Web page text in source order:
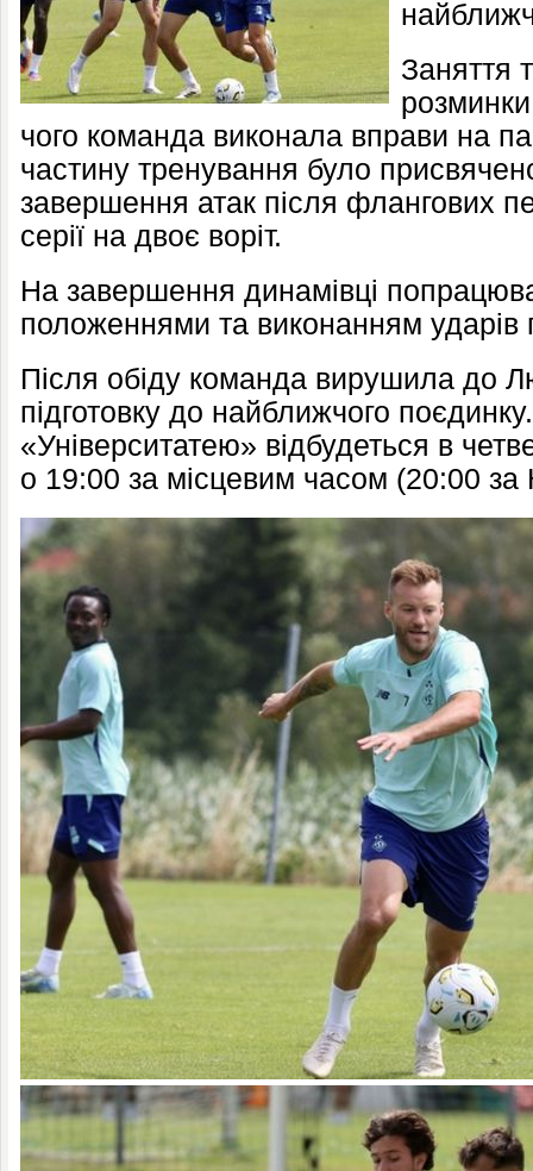
Заняття
розминки
чого команда виконала вправи на
частину тренування було
завершення атак після флангових
серії на двоє воріт.
На завершення динамівці
положеннями та виконанням ударів
Після обіду команда вирушила до
підготовку до найближчого
«Університатею» відбудеться в
о 19:00 за місцевим часом (20:00 за